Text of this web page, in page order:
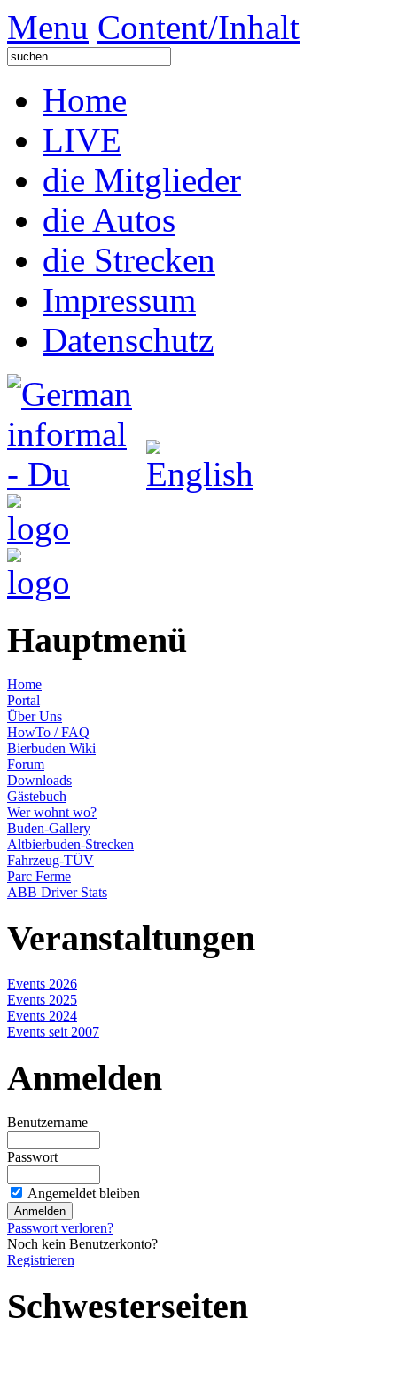
Menu Content/Inhalt
Home
LIVE
die Mitglieder
die Autos
die Strecken
Impressum
Datenschutz
Hauptmenü
Home
Portal
Über Uns
HowTo / FAQ
Bierbuden Wiki
Forum
Downloads
Gästebuch
Wer wohnt wo?
Buden-Gallery
Altbierbuden-Strecken
Fahrzeug-TÜV
Parc Ferme
ABB Driver Stats
Veranstaltungen
Events 2026
Events 2025
Events 2024
Events seit 2007
Anmelden
Benutzername
Passwort
Angemeldet bleiben
Passwort verloren?
Noch kein Benutzerkonto?
Registrieren
Schwesterseiten